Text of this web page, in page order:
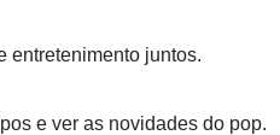
entretenimento juntos.
e ver as novidades do pop.